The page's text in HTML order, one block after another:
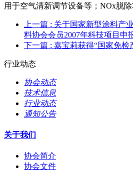
用于空气清新调节设备等；NOx脱
上一篇 : 关于国家新型涂料产
料协会会员2007年科技项目申
下一篇 : 嘉宝莉获得“国家免检
行业动态
协会动态
技术信息
行业动态
通知公告
关于我们
协会简介
协会文件